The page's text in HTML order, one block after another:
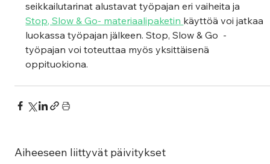
seikkailutarinat alustavat työpajan eri vaiheita ja
Stop, Slow & Go- materiaalipaketin käyttöä voi jatkaa
luokassa työpajan jälkeen. Stop, Slow & Go  -
työpajan voi toteuttaa myös yksittäisenä
oppituokiona.
Aiheeseen liittyvät päivitykset